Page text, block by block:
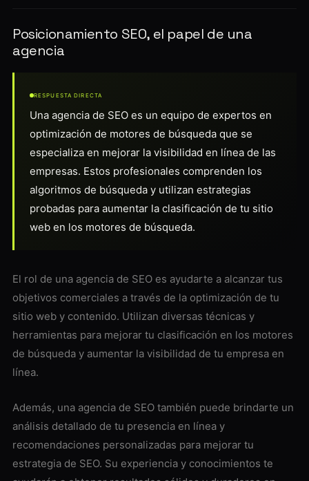
Posicionamiento SEO, el papel de una
agencia
RESPUESTA DIRECTA
Una agencia de SEO es un equipo de expertos en
optimización de motores de búsqueda que se
especializa en mejorar la visibilidad en línea de las
empresas. Estos profesionales comprenden los
algoritmos de búsqueda y utilizan estrategias
probadas para aumentar la clasificación de tu sitio
web en los motores de búsqueda.
El rol de una agencia de SEO es ayudarte a alcanzar tus
objetivos comerciales a través de la optimización de tu
sitio web y contenido. Utilizan diversas técnicas y
herramientas para mejorar tu clasificación en los motores
de búsqueda y aumentar la visibilidad de tu empresa en
línea.
Además, una agencia de SEO también puede brindarte un
análisis detallado de tu presencia en línea y
recomendaciones personalizadas para mejorar tu
estrategia de SEO. Su experiencia y conocimientos te